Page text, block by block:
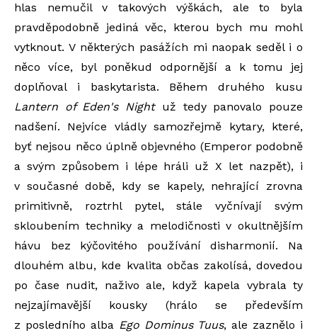
hlas nemučil v takových výškách, ale to byla
pravděpodobně jediná věc, kterou bych mu mohl
vytknout. V některých pasážích mi naopak seděl i o
něco více, byl poněkud odpornější a k tomu jej
doplňoval i baskytarista. Během druhého kusu
Lantern of Eden's Nightuž tedy panovalo pouze
nadšení. Nejvíce vládly samozřejmě kytary, které,
byť nejsou něco úplně objevného (Emperor podobně
a svým způsobem i lépe hráli už X let nazpět), i
v současné době, kdy se kapely, nehrající zrovna
primitivně, roztrhl pytel, stále vyčnívají svým
skloubením techniky a melodičnosti v okultnějším
hávu bez kýčovitého používání disharmonií. Na
dlouhém albu, kde kvalita občas zakolísá, dovedou
po čase nudit, naživo ale, když kapela vybrala ty
nejzajímavější kousky (hrálo se především
z posledního alba Ego Dominus Tuus, ale zaznělo i